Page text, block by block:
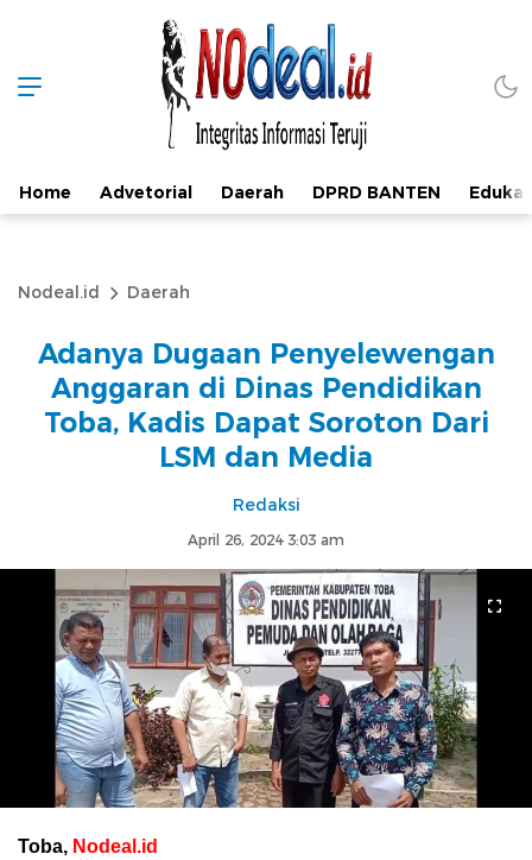
Home Advetorial Daerah DPRD BANTEN
Nodeal.id Daerah
Adanya Dugaan Penyelewengan
Anggaran di Dinas Pendidikan
Toba, Kadis Dapat Soroton Dari
LSM dan Media
Redaksi
April 26, 2024 3:03 am
Toba, Nodeal.id